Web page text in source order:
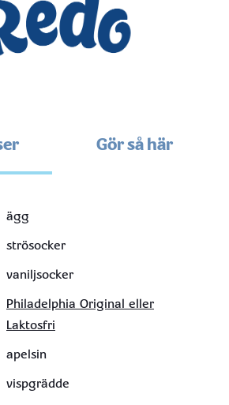
Gör så här
ägg
strösocker
vaniljsocker
Philadelphia Original eller
Laktosfri
apelsin
vispgrädde